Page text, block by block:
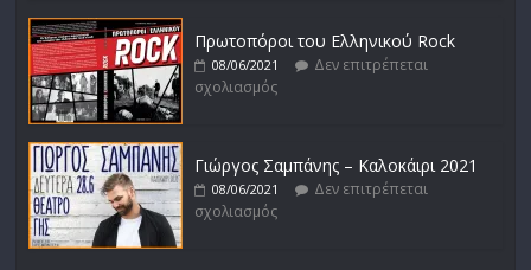
Πρωτοπόροι του Ελληνικού Rock
08/06/2021
Δεν επιτρέπεται
σχολιασμός
Γιώργος Σαμπάνης – Καλοκάιρι 2021
08/06/2021
Δεν επιτρέπεται
σχολιασμός